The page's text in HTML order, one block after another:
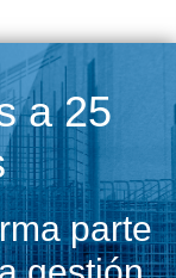
a 25
parte